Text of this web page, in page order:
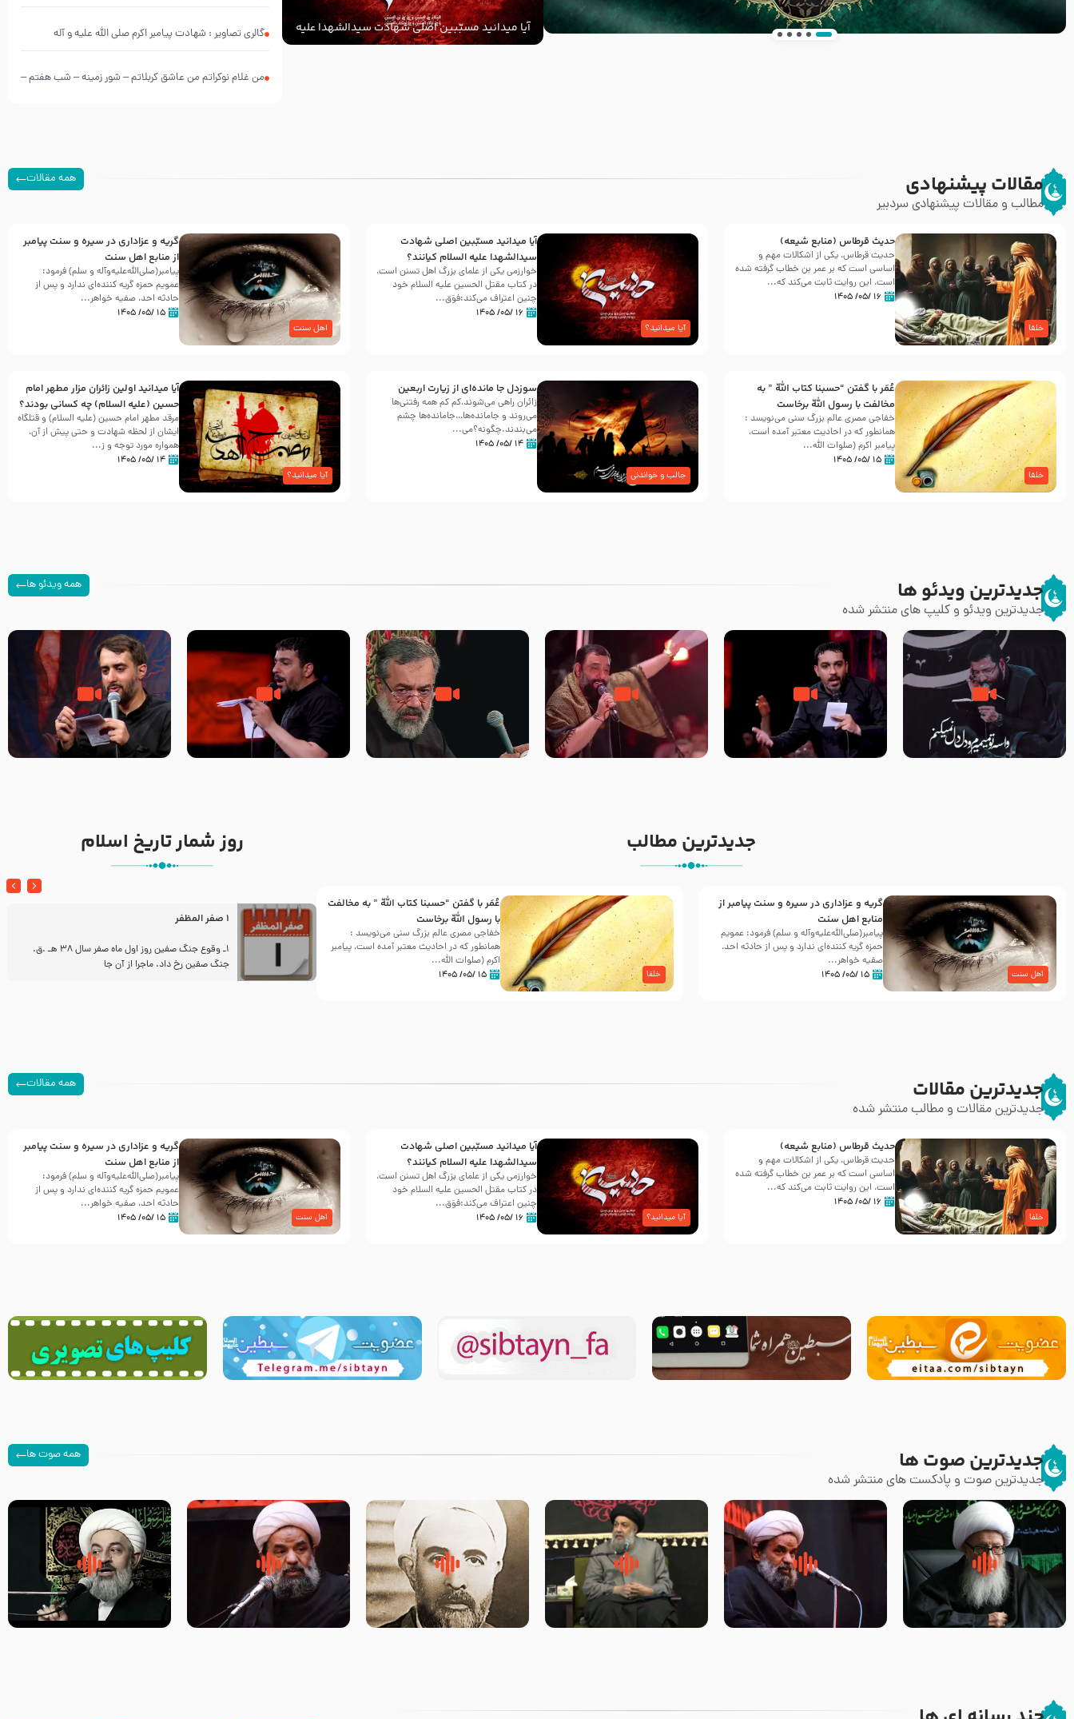
آیا میدانید مسبّبین اصلی شهادت سیدالشهدا علیه
‌السلام کیانند؟
گالری تصاویر : شهادت پیامبر اکرم صلی الله علیه و آله
من غلام نوکراتم من عاشق کربلاتم – شور زمینه – شب هفتم –
مقالات پیشنهادی
مطالب و مقالات پیشنهادی سردبیر
همه مقالات
خلفا
حدیث قرطاس (منابع شیعه)
حدیث قرطاس، یکی از اشکالات مهم و
اساسی است که بر عمر بن خطاب گرفته شده
است، این روایت ثابت می‌کند که...
۱۶ /۰۵/ ۱۴۰۵
آیا میدانید؟
آیا میدانید مسبّبین اصلی شهادت
سیدالشهدا علیه ‌السلام کیانند؟
خوارزمی یکی از علمای بزرگ اهل تسنن است،
در کتاب مقتل الحسین علیه ‌السلام خود
چنین اعتراف می‌کند:فوَق...
۱۶ /۰۵/ ۱۴۰۵
اهل سنت
گریه و عزاداری در سیره و سنت پیامبر
از منابع اهل سنت
پیامبر(صلی‌الله‌علیه‌وآله و سلم) فرمود:
عمویم حمزه گریه کننده‌ای ندارد و پس از
حادثه احد، صفیه خواهر...
۱۵ /۰۵/ ۱۴۰۵
خلفا
عُمَر با گفتن “حسبنا كتاب اللّه ” به
مخالفت با رسول اللّه برخاست
خفاجی مصری عالم بزرگ سنی می‌نویسد :
همانطور که در احادیث معتبر آمده است،
پیامبر اکرم (صلوات اللّه...
۱۵ /۰۵/ ۱۴۰۵
جالب و خواندنی
سوزدل جا مانده‌ای از زیارت اربعین
زائران راهی می‌شوند،کم‌ کم همه رفتنی‌ها
می‌روند و جامانده‌ها…جامانده‌ها چشم
می‌بندند.چگونه؟می‌...
۱۴ /۰۵/ ۱۴۰۵
آیا میدانید؟
آیا میدانید اولین زائران مزار مطهر امام
حسین (علیه السلام) چه کسانی بودند؟
مرقد مطهر امام حسین (علیه السلام) و قتلگاه
ایشان از لحظه شهادت و حتی پیش از آن،
همواره مورد توجه و ز...
۱۴ /۰۵/ ۱۴۰۵
جدیدترین ویدئو ها
جدیدترین ویدئو و کلیپ های منتشر شده
همه ویدئو ها
مصداق کربلا – حاج حسین سیب
شور ، حسینا! به‌ حق زهرا «أُنْظُرْ
إِلَینا» – عزاداری شب هفتم ماه
جانا جانا ابی عبدالله – کربلایی
جواد مقدم – شب هشتم محرم
مادر منم مثل تو خمیدم – حاج
محمود کریمی – شهادت حضرت
تک ، عبّاس، صاحب دل‌هاست –
حاج حنیف طاهری – عزاداری شب
من غلام نوکراتم من عاشق
کربلاتم – شور زمینه – شب هفتم
جدیدترین مطالب
اهل سنت
گریه و عزاداری در سیره و سنت پیامبر از
منابع اهل سنت
پیامبر(صلی‌الله‌علیه‌وآله و سلم) فرمود: عمویم
حمزه گریه کننده‌ای ندارد و پس از حادثه احد،
صفیه خواهر...
۱۵ /۰۵/ ۱۴۰۵ خلفا
عُمَر با گفتن “حسبنا كتاب اللّه ” به مخالفت
با رسول اللّه برخاست
خفاجی مصری عالم بزرگ سنی می‌نویسد :
همانطور که در احادیث معتبر آمده است، پیامبر
اکرم (صلوات اللّه...
۱۵ /۰۵/ ۱۴۰۵
روز شمار تاریخ اسلام
30 صفر المظفر
شهادت حضرت علی بن موسی الرضا (علیه السلام) در روز
آخـر صفر سـال 203 هـ .ق. هشـتمین اختر تابناک امامت
1 صفر المظفر
1ـ وقوع جنگ صفین روز اول ماه صفر سال 38 هـ .ق.
جنگ صفین رخ داد. ماجرا از آن جا
جدیدترین مقالات
جدیدترین مقالات و مطالب منتشر شده
همه مقالات
خلفا
حدیث قرطاس (منابع شیعه)
حدیث قرطاس، یکی از اشکالات مهم و
اساسی است که بر عمر بن خطاب گرفته شده
است، این روایت ثابت می‌کند که...
۱۶ /۰۵/ ۱۴۰۵
آیا میدانید؟
آیا میدانید مسبّبین اصلی شهادت
سیدالشهدا علیه ‌السلام کیانند؟
خوارزمی یکی از علمای بزرگ اهل تسنن است،
در کتاب مقتل الحسین علیه ‌السلام خود
چنین اعتراف می‌کند:فوَق...
۱۶ /۰۵/ ۱۴۰۵ اهل سنت
گریه و عزاداری در سیره و سنت پیامبر
از منابع اهل سنت
پیامبر(صلی‌الله‌علیه‌وآله و سلم) فرمود:
عمویم حمزه گریه کننده‌ای ندارد و پس از
حادثه احد، صفیه خواهر...
۱۵ /۰۵/ ۱۴۰۵
جدیدترین صوت ها
جدیدترین صوت و پادکست های منتشر شده
همه صوت ها
زوّار اربعین امام حسین (علیه
السلام) با این اشتیاق به زیارت
روضه جانسوز پاره های جگر امام
حسن مجتبی علیه السلام-حجت
لقب حضرت رقیه سلام الله علیها
به چه معناست – حجت الاسلام
روضه‌ی مجلس یزید ملعون و
اسارت اهل‌بیت علیهم‌السلام –
سلام جوانی که امام حسین علیه
السلام خودش جوابش را دادند
زیارتی که اسباب رزق زیاد و عمر
طولانی است حجت السلام حسین